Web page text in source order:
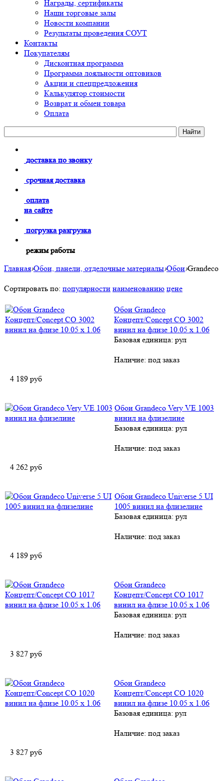
Награды, сертификаты
Наши торговые залы
Новости компании
Результаты проведения СОУТ
Контакты
Покупателям
Дисконтная программа
Программа лояльности оптовиков
Акции и спецпредложения
Калькулятор стоимости
Возврат и обмен товара
Оплата
доставка по звонку
срочная доставка
оплата
на сайте
погрузка разгрузка
режим работы
Главная›Обои, панели, отделочные материалы›Обои›Grandeco
Сортировать по: популярности наименованию цене
Обои Grandeco
Концепт/Concept CO 3002
винил на флизе 10.05 х 1.06
Базовая единица: рул
Наличие: под заказ
4 189 руб
Обои Grandeco Very VE 1003
винил на флизелине
Базовая единица: рул
Наличие: под заказ
4 262 руб
Обои Grandeco Universe 5 UI
1005 винил на флизелине
Базовая единица: рул
Наличие: под заказ
4 189 руб
Обои Grandeco
Концепт/Concept CO 1017
винил на флизе 10.05 х 1.06
Базовая единица: рул
Наличие: под заказ
3 827 руб
Обои Grandeco
Концепт/Concept CO 1020
винил на флизе 10.05 х 1.06
Базовая единица: рул
Наличие: под заказ
3 827 руб